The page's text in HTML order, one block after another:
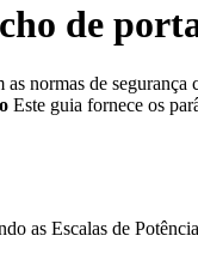
de
normas de
Este guia fornece os
as Escalas de